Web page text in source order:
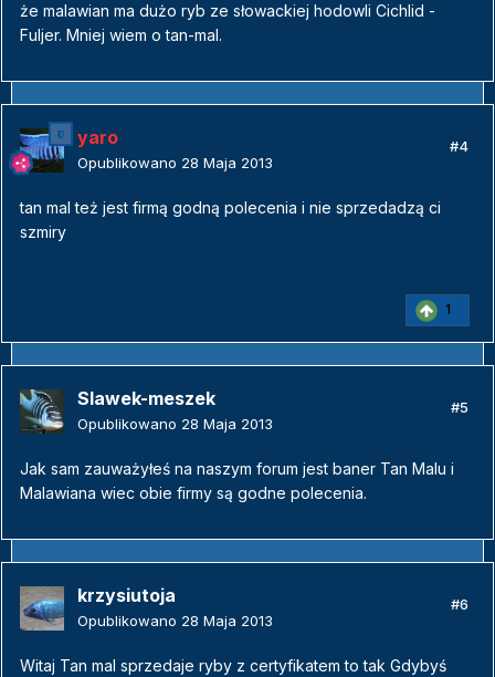
że malawian ma dużo ryb ze słowackiej hodowli Cichlid -
Fuljer. Mniej wiem o tan-mal.
yaro
Opublikowano 28 Maja 2013
#4
tan mal też jest firmą godną polecenia i nie sprzedadzą ci
szmiry
1
Slawek-meszek
Opublikowano 28 Maja 2013
#5
Jak sam zauważyłeś na naszym forum jest baner Tan Malu i
Malawiana wiec obie firmy są godne polecenia.
krzysiutoja
Opublikowano 28 Maja 2013
#6
Witaj Tan mal sprzedaje ryby z certyfikatem to tak Gdybyś